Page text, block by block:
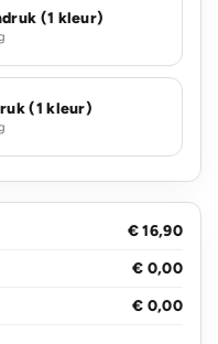
(1 kleur)
(1 kleur)
€ 16,90
€ 0,00
€ 0,00